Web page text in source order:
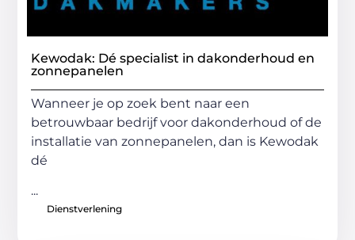
Kewodak: Dé specialist in dakonderhoud en
zonnepanelen
Wanneer je op zoek bent naar een
betrouwbaar bedrijf voor dakonderhoud of de
installatie van zonnepanelen, dan is Kewodak
dé
...
Dienstverlening